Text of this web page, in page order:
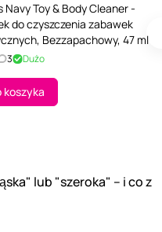
Navy Toy & Body Cleaner -
do czyszczenia zabawek
Bezzapachowy, 47 ml
3 Dużo
koszyka
lub "szeroka" – i co z